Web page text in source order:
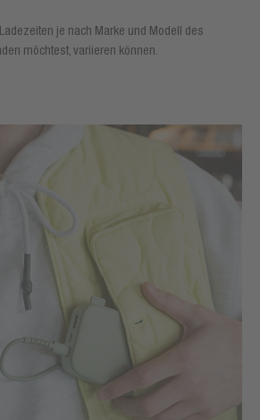
je nach Marke und Modell des
möchtest, variieren können.